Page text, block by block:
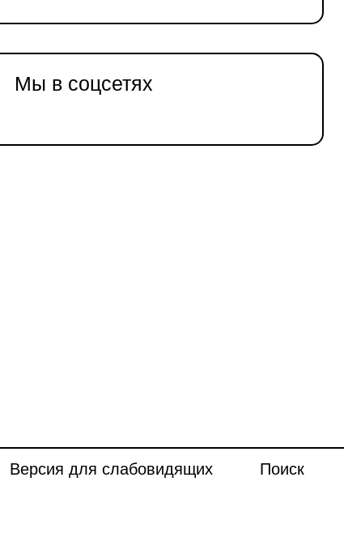
Мы в соцсетях
Версия для слабовидящих Поиск